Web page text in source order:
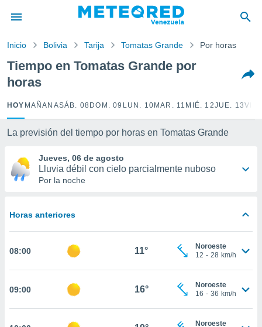
ha
por
para
que se
calidad.
a este
las
y
forma
digital
seguir
Inicio Bolivia Tarija Tomatas Grande Por horas
Tiempo en Tomatas Grande por
horas
HOY MAÑANASÁB. 08 DOM. 09 LUN. 10 MAR. 11 MIÉ. 12JUE. 13VIE.
La previsión del tiempo por horas en Tomatas Grande
Jueves, 06 de agosto
Lluvia débil con cielo parcialmente nuboso
Por la noche
Horas anteriores
08:00 11°
Noroeste
12 - 28 km/h
09:00 16°
Noroeste
16 - 36 km/h
Noroeste